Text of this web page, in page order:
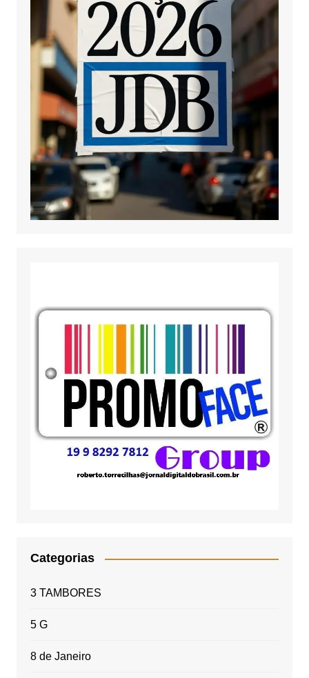
Categorias
3 TAMBORES
5 G
8 de Janeiro